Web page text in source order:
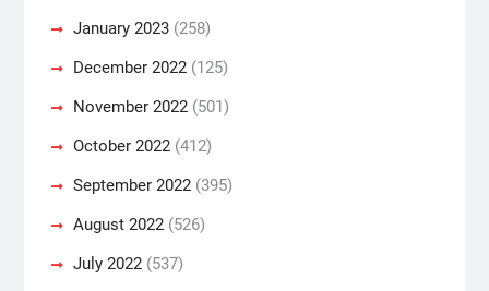
January 2023(258)
December 2022(125)
November 2022(501)
October 2022(412)
September 2022(395)
August 2022(526)
July 2022(537)